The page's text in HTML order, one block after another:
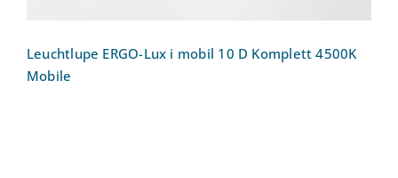
Leuchtlupe ERGO-Lux i mobil 10 D Komplett 4500K
Mobile